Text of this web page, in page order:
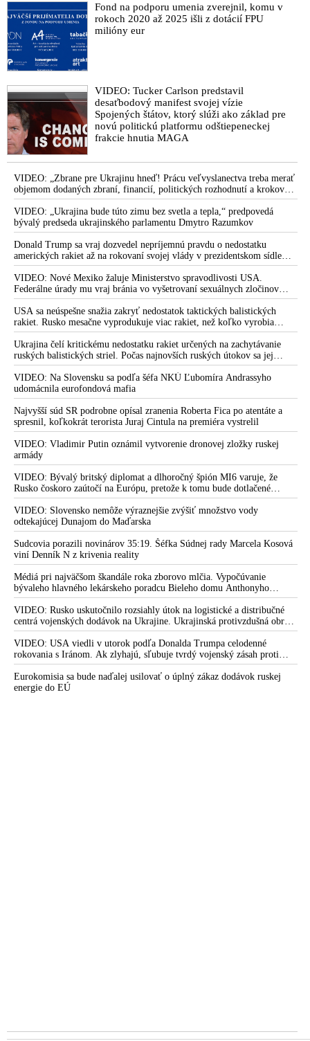
Fond na podporu umenia zverejnil, komu v
rokoch 2020 až 2025 išli z dotácií FPU
milióny eur
VIDEO: Tucker Carlson predstavil
desaťbodový manifest svojej vízie
Spojených štátov, ktorý slúži ako základ pre
novú politickú platformu odštiepeneckej
frakcie hnutia MAGA
VIDEO: „Zbrane pre Ukrajinu hneď! Prácu veľvyslanectva treba merať
objemom dodaných zbraní, financií, politických rozhodnutí a krokov
tlaku na nepriateľa,“ povedal Volodymyr Zelenskyj zhromaždeným
ukrajinským diplomatom v Kyjeve. Donald Trump mu potom odkázal,
že USA Ukrajine nedodajú protiraketové systémy Patriot
VIDEO: „Ukrajina bude túto zimu bez svetla a tepla,“ predpovedá
bývalý predseda ukrajinského parlamentu Dmytro Razumkov
Donald Trump sa vraj dozvedel nepríjemnú pravdu o nedostatku
amerických rakiet až na rokovaní svojej vlády v prezidentskom sídle
Camp David v Marylande, a preto musel odložiť plánované útoky na
Irán. Prezident USA sa pre to údajne pohádal so šéfom Pentagónu, lebo
bol presvedčený o opaku
VIDEO: Nové Mexiko žaluje Ministerstvo spravodlivosti USA.
Federálne úrady mu vraj bránia vo vyšetrovaní sexuálnych zločinov
organizátora pedofilnej siete Jeffreyho Epsteina. Ten mal nariadiť, aby
dve dievčatá zo zahraničia, ktoré boli uškrtené počas drsného
fetišistického sexu, pochovali v blízkosti jeho ranča v tomto americkom
štáte
USA sa neúspešne snažia zakryť nedostatok taktických balistických
rakiet. Rusko mesačne vyprodukuje viac rakiet, než koľko vyrobia
všetci producenti systémov Patriot dohromady
Ukrajina čelí kritickému nedostatku rakiet určených na zachytávanie
ruských balistických striel. Počas najnovších ruských útokov sa jej
nepodarilo zostreliť ani jednu. Volodymyr Zelenskyj sa v zúfalstve snaží
prostredníctvom NATO zabezpečiť ich dodávky
VIDEO: Na Slovensku sa podľa šéfa NKÚ Ľubomíra Andrassyho
udomácnila eurofondová mafia
Najvyšší súd SR podrobne opísal zranenia Roberta Fica po atentáte a
spresnil, koľkokrát terorista Juraj Cintula na premiéra vystrelil
VIDEO: Vladimir Putin oznámil vytvorenie dronovej zložky ruskej
armády
VIDEO: Bývalý britský diplomat a dlhoročný špión MI6 varuje, že
Rusko čoskoro zaútočí na Európu, pretože k tomu bude dotlačené
rovnako, ako bolo dotlačené k invázii na Ukrajinu v roku 2022.
Zelenskyj medzitým v Kyjeve naliehal na zhromaždených diplomatov,
aby vo svete zháňali energie pre Ukrajinu na zimu. Putin vraj bude
mobilizovať a vojna sa do zimy pravdepodobne neskončí
VIDEO: Slovensko nemôže výraznejšie zvýšiť množstvo vody
odtekajúcej Dunajom do Maďarska
Sudcovia porazili novinárov 35:19. Šéfka Súdnej rady Marcela Kosová
viní Denník N z krivenia reality
Médiá pri najväčšom škandále roka zborovo mlčia. Vypočúvanie
bývaleho hlavného lekárskeho poradcu Bieleho domu Anthonyho
Fauciho pred výborom amerického Senátu väčšina médií ignorovala
VIDEO: Rusko uskutočnilo rozsiahly útok na logistické a distribučné
centrá vojenských dodávok na Ukrajine. Ukrajinská protivzdušná obrana
nedokázala počas ničivého nočného útoku na Kyjev a jeho okolie
zachytiť ani jednu ruskú raketu
VIDEO: USA viedli v utorok podľa Donalda Trumpa celodenné
rokovania s Iránom. Ak zlyhajú, sľubuje tvrdý vojenský zásah proti
Teheránu
Eurokomisia sa bude naďalej usilovať o úplný zákaz dodávok ruskej
energie do EÚ